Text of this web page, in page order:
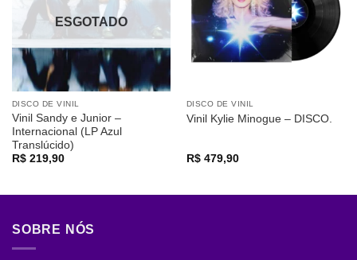
ESGOTADO
DISCO DE VINIL
Vinil Sandy e Junior –
Internacional (LP Azul
Translúcido)
R$219,90
DISCO DE VINIL
Vinil Kylie Minogue – DISCO.
R$479,90
SOBRE NÓS